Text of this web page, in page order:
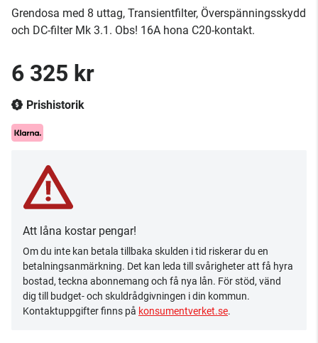
Grendosa med 8 uttag, Transientfilter, Överspänningsskydd
och DC-filter Mk 3.1. Obs! 16A hona C20-kontakt.
6 325 kr
Prishistorik
Att låna kostar pengar!
Om du inte kan betala tillbaka skulden i tid riskerar du en
betalningsanmärkning. Det kan leda till svårigheter att få hyra
bostad, teckna abonnemang och få nya lån. För stöd, vänd
dig till budget- och skuldrådgivningen i din kommun.
Kontaktuppgifter finns på konsumentverket.se.